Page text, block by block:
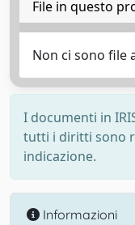
File in questo
Non ci sono file
I documenti in
tutti i diritti sono
indicazione.
Informazioni